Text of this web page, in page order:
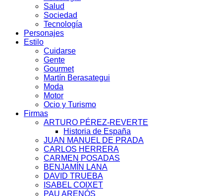
Salud
Sociedad
Tecnología
Personajes
Estilo
Cuidarse
Gente
Gourmet
Martín Berasategui
Moda
Motor
Ocio y Turismo
Firmas
ARTURO PÉREZ-REVERTE
Historia de España
JUAN MANUEL DE PRADA
CARLOS HERRERA
CARMEN POSADAS
BENJAMÍN LANA
DAVID TRUEBA
ISABEL COIXET
PAU ARENÓS